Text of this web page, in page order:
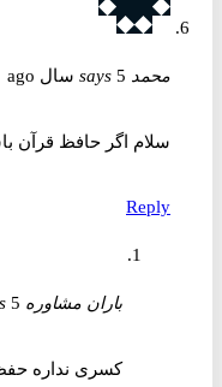
محمد says 5 سال ago
سلام اگر حافظ قرآن
Reply
باران مشاوره says 5 سال ago
کسری نداره حفظ